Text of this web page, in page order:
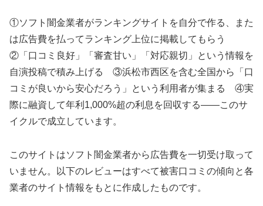
①ソフト闇金業者がランキングサイトを自分で作る、また
は広告費を払ってランキング上位に掲載してもらう
②「口コミ良好」「審査甘い」「対応親切」という情報を
自演投稿で積み上げる ③浜松市西区を含む全国から「口
コミが良いから安心だろう」という利用者が集まる ④実
際に融資して年利1,000%超の利息を回収する——このサ
イクルで成立しています。
このサイトはソフト闇金業者から広告費を一切受け取って
いません。以下のレビューはすべて被害口コミの傾向と各
業者のサイト情報をもとに作成したものです。